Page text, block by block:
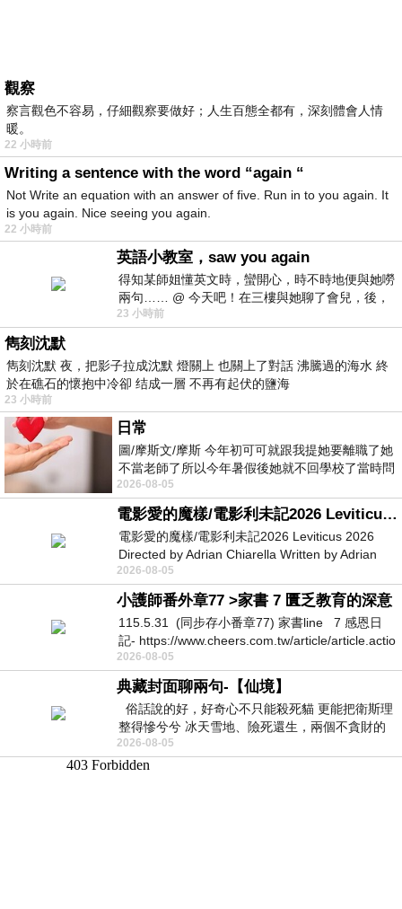
觀察
察言觀色不容易，仔細觀察要做好；人生百態全都有，深刻體會人情
暖。
22 小時前
Writing a sentence with the word “again “
Not Write an equation with an answer of five. Run in to you again. It
is you again. Nice seeing you again.
22 小時前
英語小教室，saw you again
得知某師姐懂英文時，蠻開心，時不時地便與她嘮
兩句…… @ 今天吧！在三樓與她聊了會兒，後，
下二樓居然又撞到她，於是
23 小時前
雋刻沈默
雋刻沈默 夜，把影子拉成沈默 燈關上 也關上了對話 沸騰過的海水 終
於在礁石的懷抱中冷卻 结成一層 不再有起伏的鹽海
23 小時前
日常
圖/摩斯文/摩斯 今年初可可就跟我提她要離職了她
不當老師了所以今年暑假後她就不回學校了當時問
她不是很喜歡幼幼班的小朋友嗎捨得不
2026-08-05
電影愛的魔樣/電影利未記2026 Leviticus 2026
電影愛的魔樣/電影利未記2026 Leviticus 2026
Directed by Adrian Chiarella Written by Adrian
Chiarella Starring Joe Bird
2026-08-05
小護師番外章77 >家書 7 匱乏教育的深意
115.5.31 (同步存小番章77) 家書line 7 感恩日
記- https://www.cheers.com.tw/article/article.actio
2026-08-05
典藏封面聊兩句-【仙境】
俗話說的好，好奇心不只能殺死貓 更能把衛斯理
整得慘兮兮 冰天雪地、險死還生，兩個不貪財的
人尋什麼寶？ 人家追尋愛情還
2026-08-05